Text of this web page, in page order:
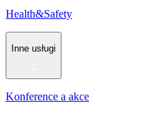
Health&Safety
Inne usługi
Konference a akce